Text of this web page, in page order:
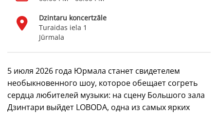
Dzintaru koncertzāle
Turaidas iela 1
Jūrmala
5 июля 2026 года Юрмала станет свидетелем
необыкновенного шоу, которое обещает согреть
сердца любителей музыки: на сцену Большого зала
Дзинтари выйдет LOBODA, одна из самых ярких